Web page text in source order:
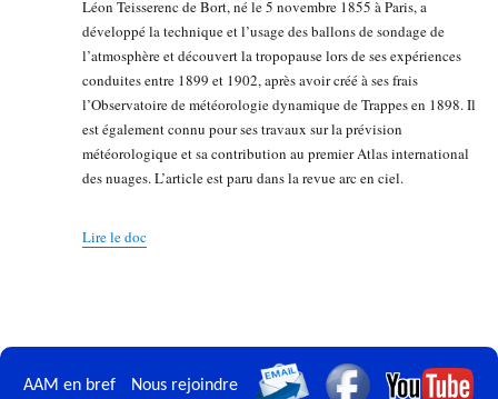
Léon Teisserenc de Bort, né le 5 novembre 1855 à Paris, a
développé la technique et l’usage des ballons de sondage de
l’atmosphère et découvert la tropopause lors de ses expériences
conduites entre 1899 et 1902, après avoir créé à ses frais
l’Observatoire de météorologie dynamique de Trappes en 1898. Il
est également connu pour ses travaux sur la prévision
météorologique et sa contribution au premier Atlas international
des nuages. L’article est paru dans la revue arc en ciel.
Lire le doc
AAM en bref Nous rejoindre